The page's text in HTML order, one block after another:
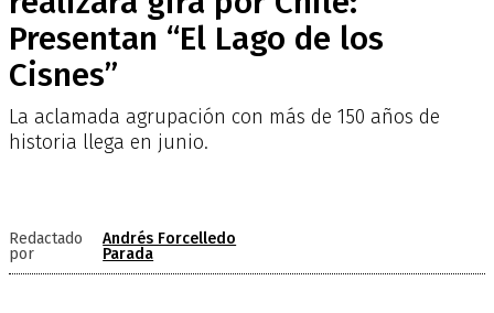
Presentan “El Lago de los
Cisnes”
La aclamada agrupación con más de 150 años de
historia llega en junio.
Redactado
por
Andrés Forcelledo
Parada